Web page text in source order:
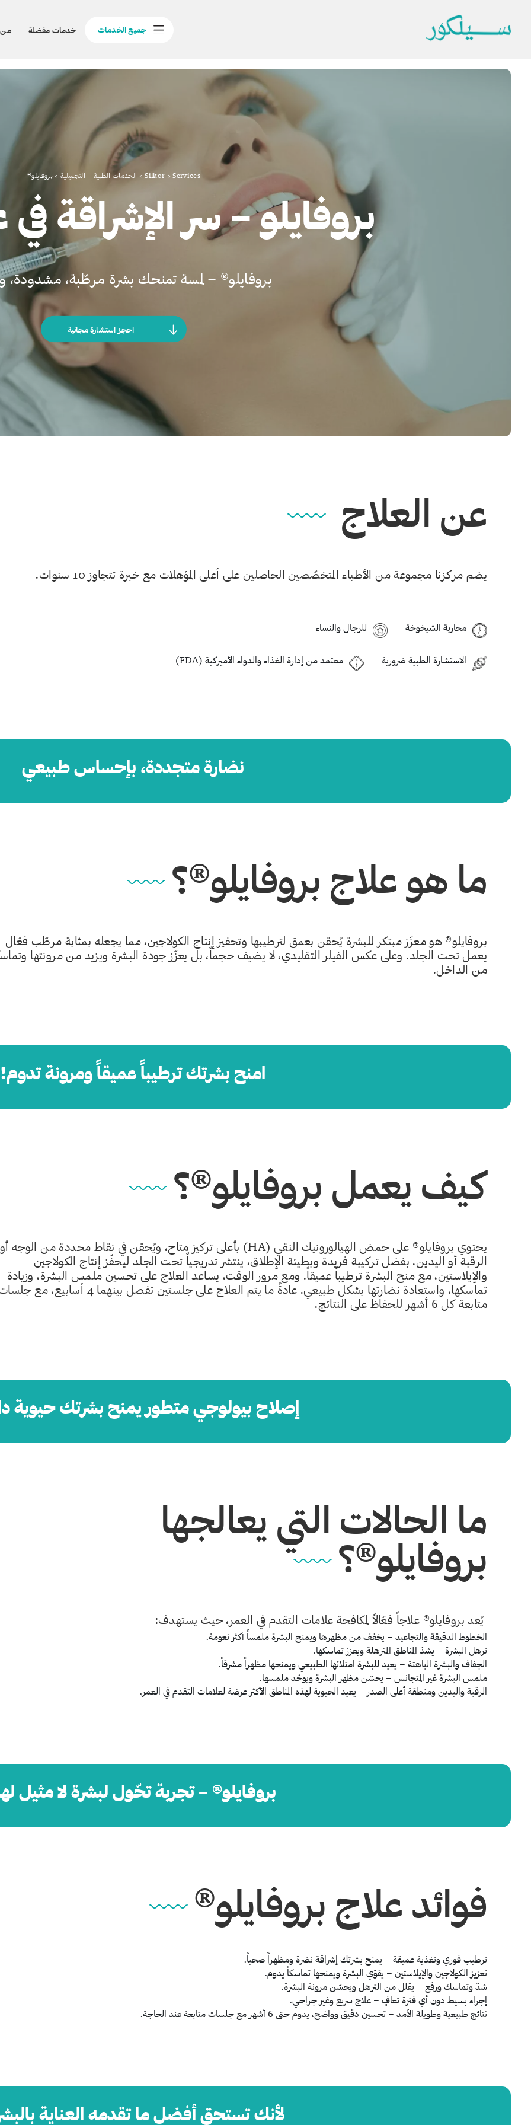
جميع الخدمات خدمات مفضلة
Silkor >Services
> الخدمات الطبية – التجميلية >بروفايلو®
بروفايلو – سر الإشراقة
بروفايلو® – لمسة تمنحك بشرة مرطّبة، مشدودة،
احجز استشارة مجانية
عن العلاج
يضم مركزنا مجموعة من الأطباء المتخصّصين الحاصلين على أعلى المؤهلات مع خبرة تتجاوز 10 سنوات.
محاربة الشيخوخة للرجال والنساء
الاستشارة الطبية ضرورية معتمد من إدارة الغذاء والدواء الأميركية (FDA)
نضارة متجددة، بإحساس طبيعي
ما هو علاج بروفايلو®؟
بروفايلو® هو معزّز مبتكر للبشرة يُحقن بعمق لترطيبها وتحفيز إنتاج الكولاجين، مما يجعله بمثابة مرطّب فعّال
يعمل تحت الجلد. وعلى عكس الفيلر التقليدي، لا يضيف حجماً، بل يعزّز جودة البشرة ويزيد من مرونتها
من الداخل.
امنح بشرتك ترطيباً عميقاً ومرونة تدوم!
كيف يعمل بروفايلو®؟
يحتوي بروفايلو® على حمض الهيالورونيك النقي (HA) بأعلى تركيز متاح، ويُحقن في نقاط محددة من الوجه أو
الرقبة أو اليدين. بفضل تركيبة فريدة وبطيئة الإطلاق، ينتشر تدريجياً تحت الجلد ليحفّز إنتاج الكولاجين
والإيلاستين، مع منح البشرة ترطيباً عميقاً. ومع مرور الوقت، يساعد العلاج على تحسين ملمس البشرة، وزيادة
تماسكها، واستعادة نضارتها بشكل طبيعي. عادةً ما يتم العلاج على جلستين تفصل بينهما 4 أسابيع، مع
متابعة كل 6 أشهر للحفاظ على النتائج.
إصلاح بيولوجي متطور يمنح بشرتك حيوية
ما الحالات التي يعالجها
بروفايلو®؟
يُعد بروفايلو® علاجاً فعّالاً لمكافحة علامات التقدم في العمر، حيث يستهدف:
الخطوط الدقيقة والتجاعيد – يخفف من مظهرها ويمنح البشرة ملمساً أكثر نعومة.
ترهل البشرة – يشدّ المناطق المترهلة ويعزز تماسكها.
الجفاف والبشرة الباهتة – يعيد للبشرة امتلائها الطبيعي ويمنحها مظهراً مشرقاً.
ملمس البشرة غير المتجانس – يحسّن مظهر البشرة ويوحّد ملمسها.
الرقبة واليدين ومنطقة أعلى الصدر – يعيد الحيوية لهذه المناطق الأكثر عرضة لعلامات التقدم في العمر.
بروفايلو® – تجربة تحّول لبشرة لا مثيل
فوائد علاج بروفايلو®
ترطيب فوري وتغذية عميقة – يمنح بشرتك إشراقة نضرة ومظهراً صحياً.
تعزيز الكولاجين والإيلاستين – يقوّي البشرة ويمنحها تماسكاً يدوم.
شدّ وتماسك ورفع – يقلل من الترهل ويحسّن مرونة البشرة.
إجراء بسيط دون أي فترة تعافٍ – علاج سريع وغير جراحي.
نتائج طبيعية وطويلة الأمد – تحسين دقيق وواضح، يدوم حتى 6 أشهر مع جلسات متابعة عند الحاجة.
لأنك تستحق أفضل ما تقدمه العناية